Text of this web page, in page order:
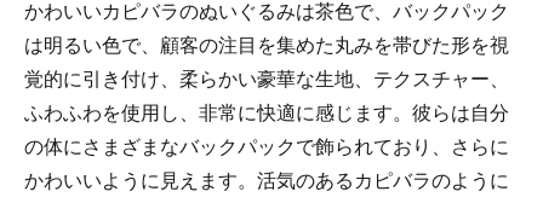
かわいいカピバラのぬいぐるみは茶色で、バックパック
は明るい色で、顧客の注目を集めた丸みを帯びた形を視
覚的に引き付け、柔らかい豪華な生地、テクスチャー、
ふわふわを使用し、非常に快適に感じます。彼らは自分
の体にさまざまなバックパックで飾られており、さらに
かわいいように見えます。活気のあるカピバラのように